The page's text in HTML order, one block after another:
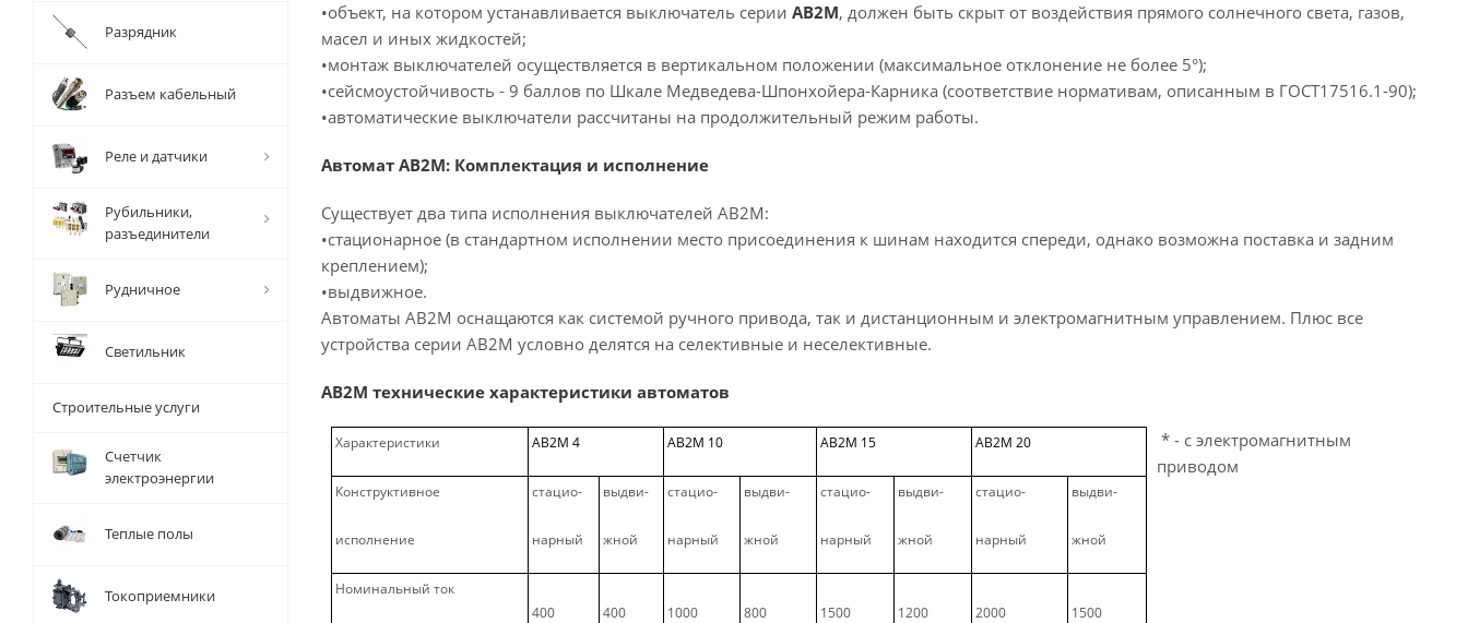
•объект, на котором устанавливается выключатель серии АВ2М, должен быть скрыт от воздействия прямого солнечного света, газов,
масел и иных жидкостей;
•монтаж выключателей осуществляется в вертикальном положении (максимальное отклонение не более 5°);
•сейсмоустойчивость - 9 баллов по Шкале Медведева-Шпонхойера-Карника (соответствие нормативам, описанным в ГОСТ17516.1-90);
•автоматические выключатели рассчитаны на продолжительный режим работы.
Автомат АВ2М: Комплектация и исполнение
Существует два типа исполнения выключателей АВ2М:
•стационарное (в стандартном исполнении место присоединения к шинам находится спереди, однако возможна поставка и задним
креплением);
•выдвижное.
Автоматы АВ2М оснащаются как системой ручного привода, так и дистанционным и электромагнитным управлением. Плюс все
устройства серии АВ2М условно делятся на селективные и неселективные.
АВ2М технические характеристики автоматов
Характеристики АВ2М 4 АВ2М 10 АВ2М 15 АВ2М 20
Конструктивное
исполнение
стацио-
нарный
выдви-
жной
стацио-
нарный
выдви-
жной
стацио-
нарный
выдви-
жной
стацио-
нарный
выдви-
жной
Номинальный ток
400 400 1000 800 1500 1200 2000 1500
* - с электромагнитным
приводом
Разрядник
Разъем кабельный
Реле и датчики
Рубильники,
разъединители
Рудничное
Светильник
Строительные услуги
Счетчик
электроэнергии
Теплые полы
Токоприемники